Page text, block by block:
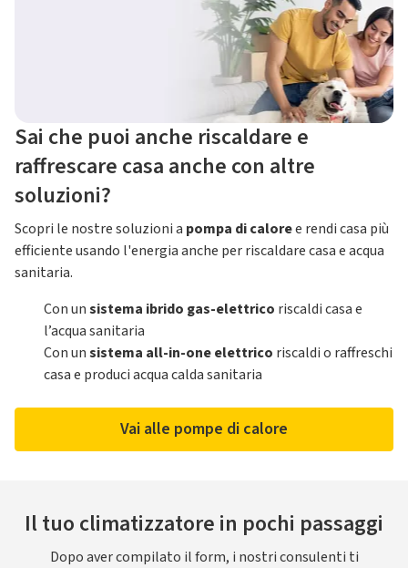
Sai che puoi anche riscaldare e
raffrescare casa anche con altre
soluzioni?
Scopri le nostre soluzioni a pompa di caloree rendi casa più
efficiente usando l'energia anche per riscaldare casa e acqua
sanitaria.
Con unsistema ibrido gas-elettrico riscaldi casa e
l’acqua sanitaria
Con unsistema all-in-one elettrico riscaldi o raffreschi
casa e produci acqua calda sanitaria
Vai alle pompe di calore
Il tuo climatizzatore in pochi passaggi
Dopo aver compilato il form, i nostri consulenti ti